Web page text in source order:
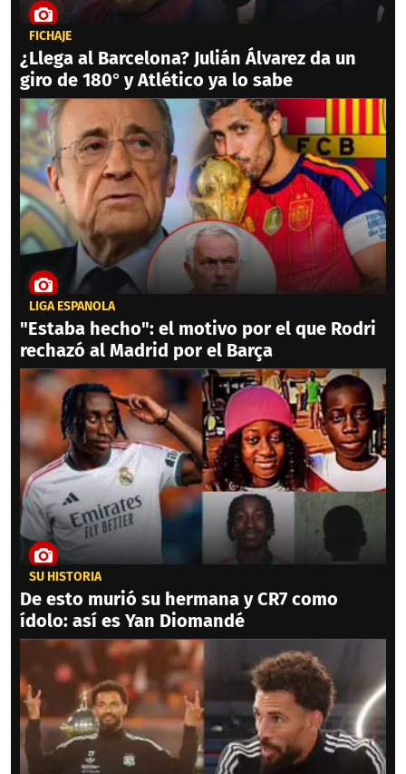
FICHAJE
¿Llega al Barcelona? Julián Álvarez da un
giro de 180° y Atlético ya lo sabe
LIGA ESPAÑOLA
"Estaba hecho": el motivo por el que Rodri
rechazó al Madrid por el Barça
SU HISTORIA
De esto murió su hermana y CR7 como
ídolo: así es Yan Diomandé